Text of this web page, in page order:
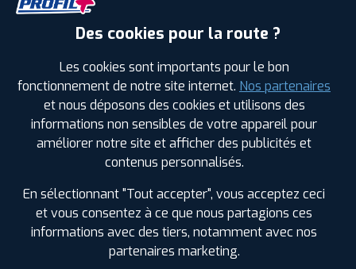
AS210
175/70 R 14 84T
CODE EAN : 4250427420424
4 Saisons
ⓘ 71
Des cookies pour la route ?
Les cookies sont importants pour le bon
fonctionnement de notre site internet. Nos partenaires
et nous déposons des cookies et utilisons des
informations non sensibles de votre appareil pour
améliorer notre site et afficher des publicités et
contenus personnalisés.
En sélectionnant "Tout accepter", vous acceptez ceci
et vous consentez à ce que nous partagions ces
informations avec des tiers, notamment avec nos
partenaires marketing.